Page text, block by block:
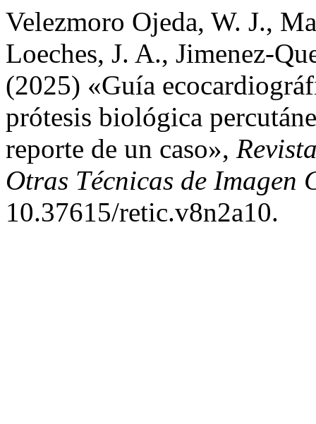
Velezmoro Ojeda, W. J.,
Loeches, J. A., Jimenez-
(2025) «Guía
prótesis biológica
reporte de un caso»,
Otras Técnicas de Imagen
10.37615/retic.v8n2a10.